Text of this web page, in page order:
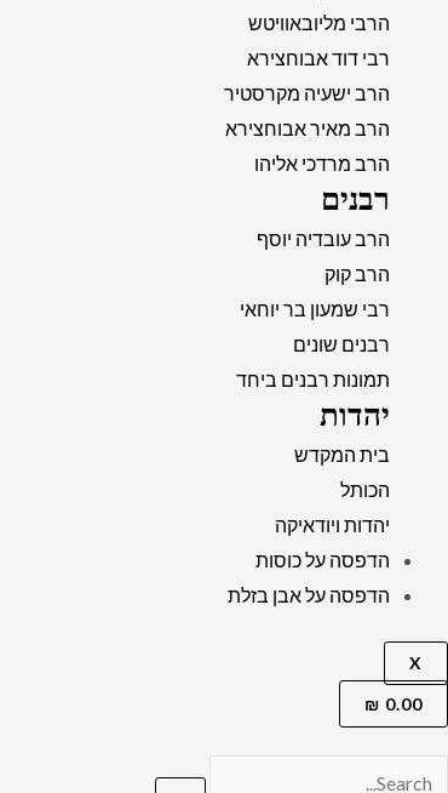
הרבי מליובאוויטש
רבי דוד אבוחצירא
הרב ישעיה מקרסטיר
הרב מאיר אבוחצירא
הרב מרדכי אליהו
רבנים
הרב עובדיה יוסף
הרב קוק
רבי שמעון בר יוחאי
רבנים שונים
תמונות רבנים ביחד
יהדות
בית המקדש
הכותל
יהדות ויודאיקה
הדפסה על כוסות
הדפסה על אבן בזלת
X
0.00
₪